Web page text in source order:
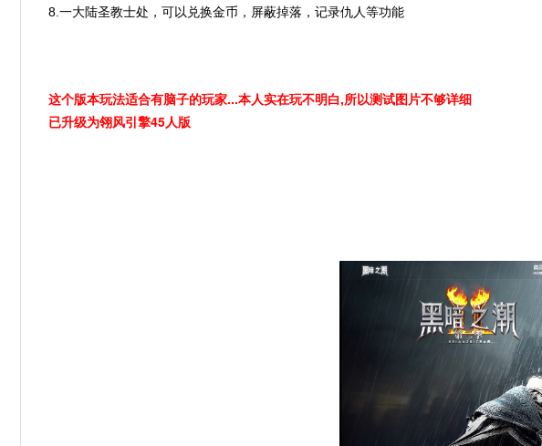
8.一大陆圣教士处，可以兑换金币，屏蔽掉落，记录仇人等功能
这个版本玩法适合有脑子的玩家...本人实在玩不明白,所以测试图片不够详细
已升级为翎风引擎45人版